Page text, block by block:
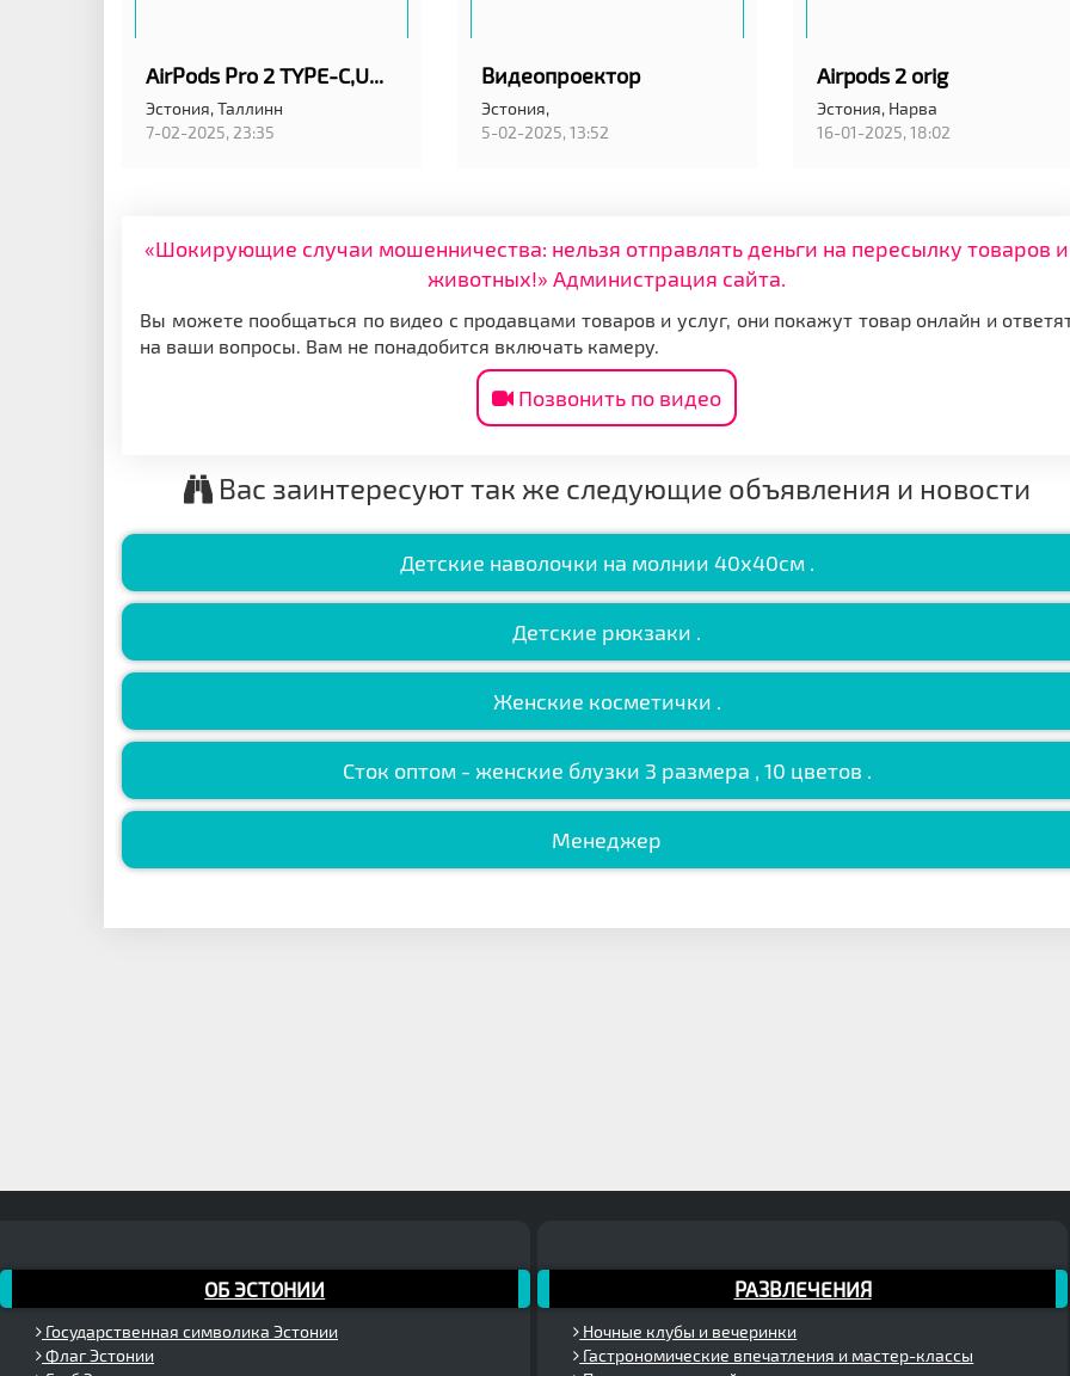
AirPods Pro 2 TYPE-C,UUS KÕRVAKLAPID PAKENDIS
Эстония,Таллинн
7-02-2025, 23:35
Видеопроектор
Эстония,
5-02-2025, 13:52
Airpods 2 orig
Эстония, Нарва
16-01-2025, 18:02
«Шокирующие случаи мошенничества: нельзя отправлять деньги на пересылку товаров и
животных!» Администрация сайта.
Вы можете пообщаться по видео с продавцами товаров и услуг, они покажут товар онлайн и
на ваши вопросы. Вам не понадобится включать камеру.
Позвонить по видео
Вас заинтересуют так же следующие объявления и новости
Детские наволочки на молнии 40х40см .
Детские рюкзаки .
Женские косметички .
Сток оптом - женские блузки 3 размера , 10 цветов .
Менеджер
РАЗВЛЕЧЕНИЯ
Ночные клубы и вечеринки
Гастрономические впечатления и мастер-классы
ОБ ЭСТОНИИ
Государственная символика Эстонии
Флаг Эстонии